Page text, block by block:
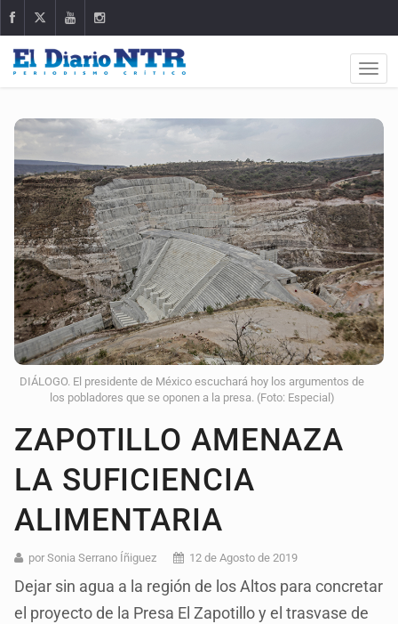
DIÁLOGO. El presidente de México escuchará hoy los argumentos de
los pobladores que se oponen a la presa. (Foto: Especial)
ZAPOTILLO AMENAZA
LA SUFICIENCIA
ALIMENTARIA
por Sonia Serrano Íñiguez 12 de Agosto de 2019
Dejar sin agua a la región de los Altos para concretar
el proyecto de la Presa El Zapotillo y el trasvase de